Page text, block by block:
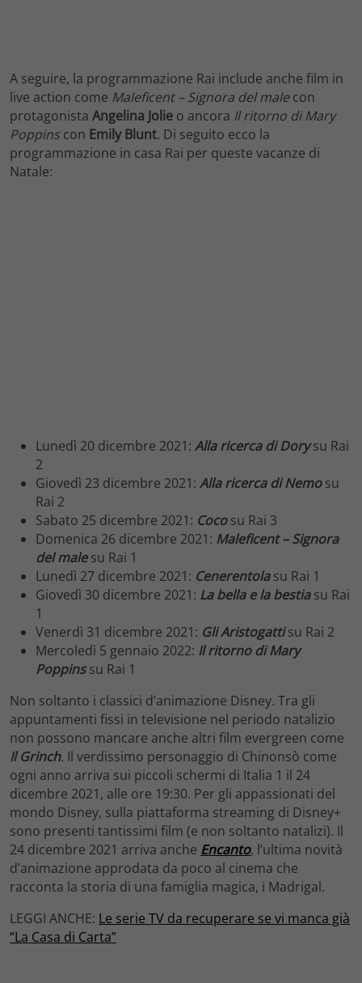
A seguire, la programmazione Rai include anche film in
live action come Maleficent – Signora del malecon
protagonista Angelina Jolie o ancora Il ritorno di Mary
Poppins con Emily Blunt. Di seguito ecco la
programmazione in casa Rai per queste vacanze di
Natale:
Lunedì 20 dicembre 2021: Alla ricerca di Dorysu Rai
2
Giovedì 23 dicembre 2021: Alla ricerca di Nemosu
Rai 2
Sabato 25 dicembre 2021: Coco su Rai 3
Domenica 26 dicembre 2021: Maleficent – Signora
del malesu Rai 1
Lunedì 27 dicembre 2021: Cenerentola su Rai 1
Giovedì 30 dicembre 2021: La bella e la bestiasu Rai
1
Venerdì 31 dicembre 2021: Gli Aristogattisu Rai 2
Mercoledì 5 gennaio 2022: Il ritorno di Mary
Poppinssu Rai 1
Non soltanto i classici d’animazione Disney. Tra gli
appuntamenti fissi in televisione nel periodo natalizio
non possono mancare anche altri film evergreen come
Il Grinch. Il verdissimo personaggio di Chinonsò come
ogni anno arriva sui piccoli schermi di Italia 1 il 24
dicembre 2021, alle ore 19:30. Per gli appassionati del
mondo Disney, sulla piattaforma streaming di Disney+
sono presenti tantissimi film (e non soltanto natalizi). Il
24 dicembre 2021 arriva anche Encanto, l’ultima novità
d’animazione approdata da poco al cinema che
racconta la storia di una famiglia magica, i Madrigal.
LEGGI ANCHE: Le serie TV da recuperare se vi manca già
“La Casa di Carta”